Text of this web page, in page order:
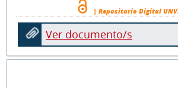
| Repositorio Digital
Ver documento/s